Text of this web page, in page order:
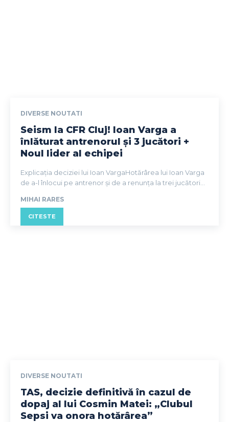
DIVERSE NOUTATI
Seism la CFR Cluj! Ioan Varga a
înlăturat antrenorul și 3 jucători +
Noul lider al echipei
Explicația deciziei lui Ioan VargaHotărârea lui Ioan Varga
de a-l înlocui pe antrenor și de a renunța la trei jucători...
MIHAI RARES
CITESTE
DIVERSE NOUTATI
TAS, decizie definitivă în cazul de
dopaj al lui Cosmin Matei: „Clubul
Sepsi va onora hotărârea”